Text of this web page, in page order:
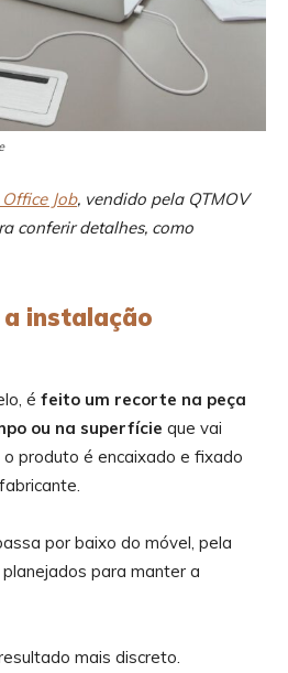
Job, vendido pela QTMOV
conferir detalhes, como
instalação
é feito um recorte na peça
ou na superfície que vai
produto é encaixado e fixado
por baixo do móvel, pela
para manter a
mais discreto.